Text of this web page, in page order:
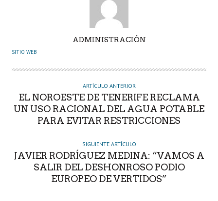
U
O
ADMINISTRACIÓN
SITIO WEB
ARTÍCULO ANTERIOR
EL NOROESTE DE TENERIFE RECLAMA
UN USO RACIONAL DEL AGUA POTABLE
PARA EVITAR RESTRICCIONES
SIGUIENTE ARTÍCULO
JAVIER RODRÍGUEZ MEDINA: “VAMOS A
SALIR DEL DESHONROSO PODIO
EUROPEO DE VERTIDOS”